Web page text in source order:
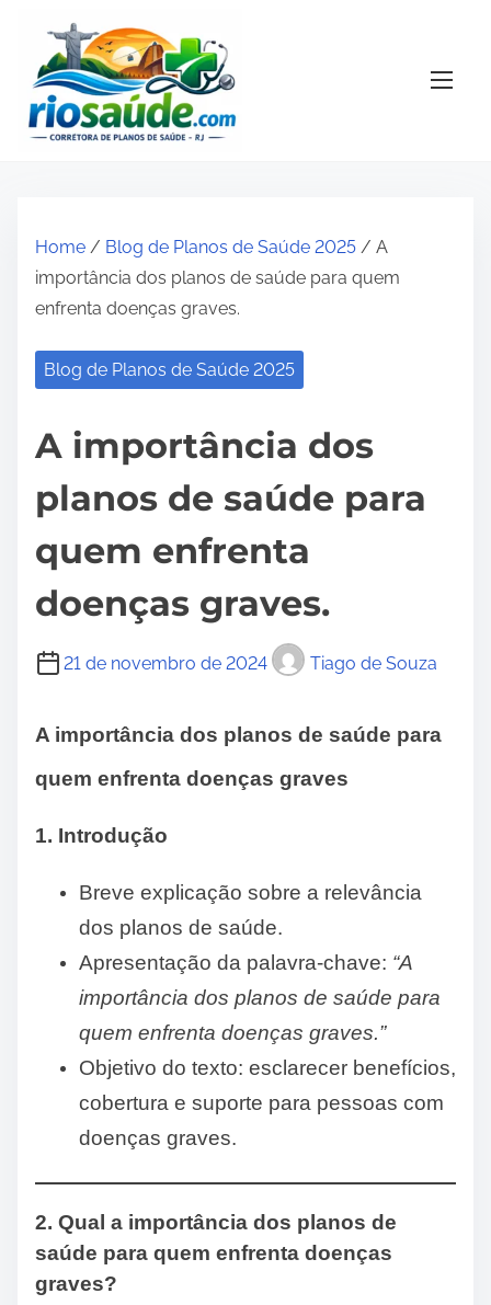
Home / Blog de Planos de Saúde 2025 / A
importância dos planos de saúde para quem
enfrenta doenças graves.
Blog de Planos de Saúde 2025
A importância dos
planos de saúde para
quem enfrenta
doenças graves.
21 de novembro de 2024 Tiago de Souza
A importância dos planos de saúde para
quem enfrenta doenças graves
1. Introdução
Breve explicação sobre a relevância
dos planos de saúde.
Apresentação da palavra-chave: “A
importância dos planos de saúde para
quem enfrenta doenças graves.”
Objetivo do texto: esclarecer benefícios,
cobertura e suporte para pessoas com
doenças graves.
2. Qual a importância dos planos de
saúde para quem enfrenta doenças
graves?